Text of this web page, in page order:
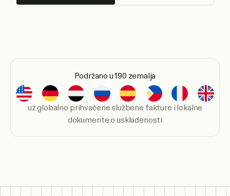
Podržano u 190 zemalja
uz globalno prihvaćene službene fakture i lokalne
dokumente o usklađenosti